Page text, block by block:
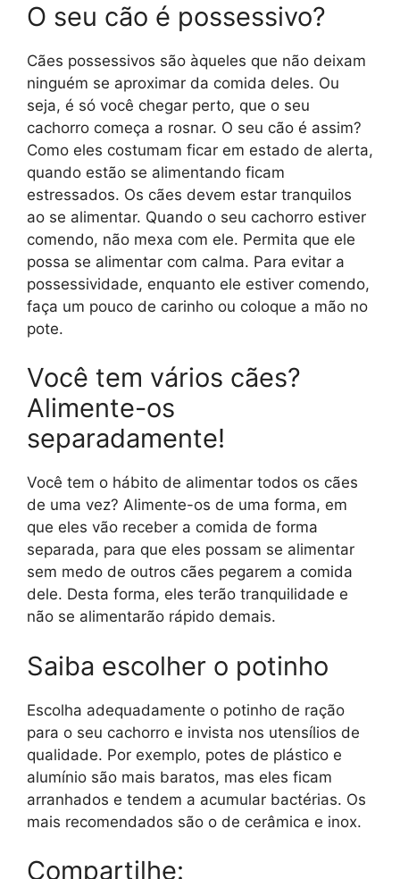
O seu cão é possessivo?
Cães possessivos são àqueles que não deixam
ninguém se aproximar da comida deles. Ou
seja, é só você chegar perto, que o seu
cachorro começa a rosnar. O seu cão é assim?
Como eles costumam ficar em estado de alerta,
quando estão se alimentando ficam
estressados. Os cães devem estar tranquilos
ao se alimentar. Quando o seu cachorro estiver
comendo, não mexa com ele. Permita que ele
possa se alimentar com calma. Para evitar a
possessividade, enquanto ele estiver comendo,
faça um pouco de carinho ou coloque a mão no
pote.
Você tem vários cães?
Alimente-os
separadamente!
Você tem o hábito de alimentar todos os cães
de uma vez? Alimente-os de uma forma, em
que eles vão receber a comida de forma
separada, para que eles possam se alimentar
sem medo de outros cães pegarem a comida
dele. Desta forma, eles terão tranquilidade e
não se alimentarão rápido demais.
Saiba escolher o potinho
Escolha adequadamente o potinho de ração
para o seu cachorro e invista nos utensílios de
qualidade. Por exemplo, potes de plástico e
alumínio são mais baratos, mas eles ficam
arranhados e tendem a acumular bactérias. Os
mais recomendados são o de cerâmica e inox.
Compartilhe: